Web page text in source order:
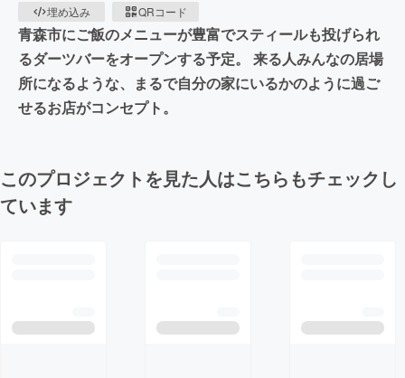
埋め込み
QRコード
青森市にご飯のメニューが豊富でスティールも投げられ
るダーツバーをオープンする予定。 来る人みんなの居場
所になるような、まるで自分の家にいるかのように過ご
せるお店がコンセプト。
このプロジェクトを見た人はこちらもチェックし
ています